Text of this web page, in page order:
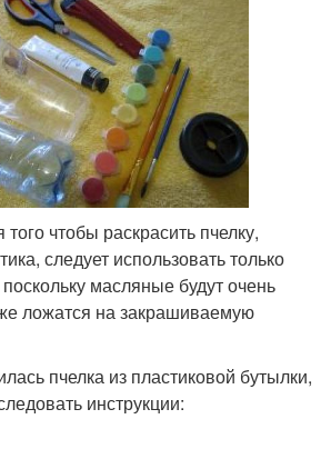
чтобы раскрасить пчелку,
следует использовать только
масляные будут очень
ложатся на закрашиваемую
пчелка из пластиковой бутылки,
инструкции: